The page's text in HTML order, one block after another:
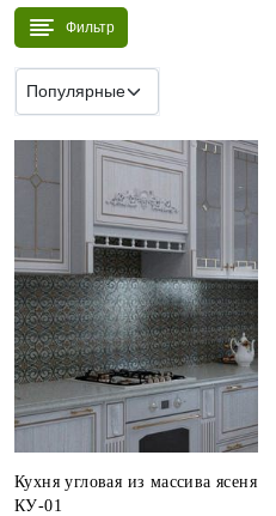
Фильтр
Кухня угловая из массива ясеня
КУ-01